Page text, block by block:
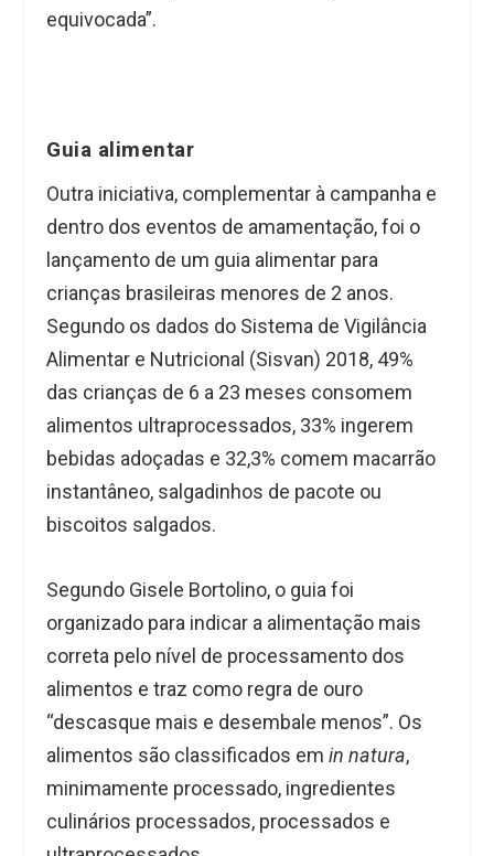
equivocada”.
Guia alimentar
Outra iniciativa, complementar à campanha e
dentro dos eventos de amamentação, foi o
lançamento de um guia alimentar para
crianças brasileiras menores de 2 anos.
Segundo os dados do Sistema de Vigilância
Alimentar e Nutricional (Sisvan) 2018, 49%
das crianças de 6 a 23 meses consomem
alimentos ultraprocessados, 33% ingerem
bebidas adoçadas e 32,3% comem macarrão
instantâneo, salgadinhos de pacote ou
biscoitos salgados.
Segundo Gisele Bortolino, o guia foi
organizado para indicar a alimentação mais
correta pelo nível de processamento dos
alimentos e traz como regra de ouro
“descasque mais e desembale menos”. Os
alimentos são classificados em in natura,
minimamente processado, ingredientes
culinários processados, processados e